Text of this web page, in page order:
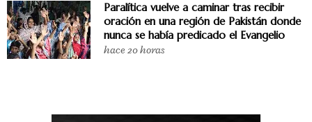
Paralítica vuelve a caminar tras recibir
oración en una región de Pakistán donde
nunca se había predicado el Evangelio
hace 20 horas